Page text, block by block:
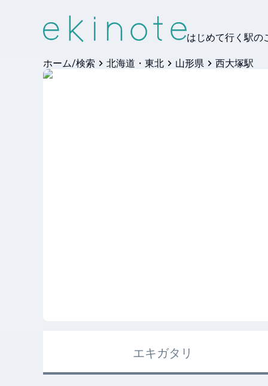
はじめて行く駅の
ホーム/検索 北海道・東北 山形県 西大塚駅
エキガタリ